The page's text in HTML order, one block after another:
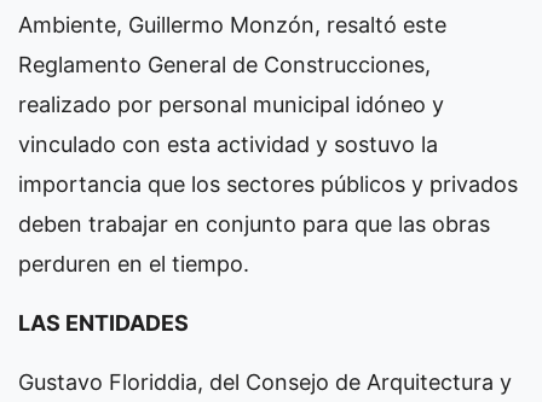
Ambiente, Guillermo Monzón, resaltó este
Reglamento General de Construcciones,
realizado por personal municipal idóneo y
vinculado con esta actividad y sostuvo la
importancia que los sectores públicos y privados
deben trabajar en conjunto para que las obras
perduren en el tiempo.
LAS ENTIDADES
Gustavo Floriddia, del Consejo de Arquitectura y